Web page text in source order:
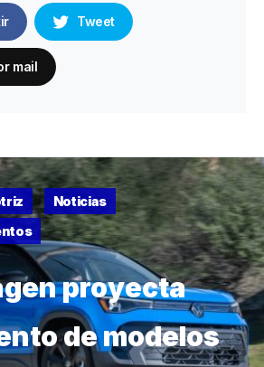
Tweet
mail
Noticias
proyecta
de modelos